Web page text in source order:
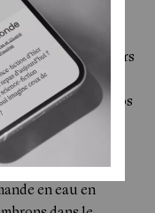
les milieux
» des
lequel les retours
des écosystèmes
incorporés dans nos
pourquoi
nous est
Parallèlement, en
en eau en